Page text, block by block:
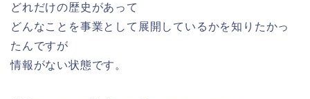
どれだけの歴史があって
どんなことを事業として展開しているかを知りたかっ
たんですが
情報がない状態です。